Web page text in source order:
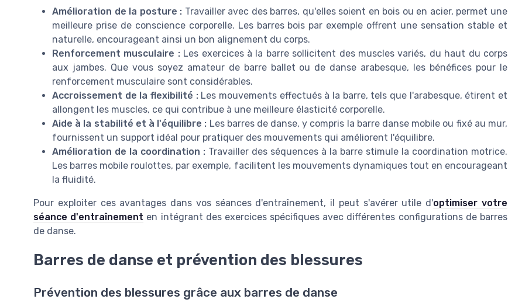
Amélioration de la posture : Travailler avec des barres, qu'elles soient en bois ou en acier, permet une
meilleure prise de conscience corporelle. Les barres bois par exemple offrent une sensation stable et
naturelle, encourageant ainsi un bon alignement du corps.
Renforcement musculaire :Les exercices à la barre sollicitent des muscles variés, du haut du corps
aux jambes. Que vous soyez amateur de barre ballet ou de danse arabesque, les bénéfices pour le
renforcement musculaire sont considérables.
Accroissement de la flexibilité :Les mouvements effectués à la barre, tels que l'arabesque, étirent et
allongent les muscles, ce qui contribue à une meilleure élasticité corporelle.
Aide à la stabilité et à l'équilibre : Les barres de danse, y compris la barre danse mobile ou fixé au mur,
fournissent un support idéal pour pratiquer des mouvements qui améliorent l'équilibre.
Amélioration de la coordination : Travailler des séquences à la barre stimule la coordination motrice.
Les barres mobile roulottes, par exemple, facilitent les mouvements dynamiques tout en encourageant
la fluidité.
Pour exploiter ces avantages dans vos séances d'entraînement, il peut s'avérer utile d'optimiser votre
séance d'entraînement en intégrant des exercices spécifiques avec différentes configurations de barres
de danse.
Barres de danse et prévention des blessures
Prévention des blessures grâce aux barres de danse